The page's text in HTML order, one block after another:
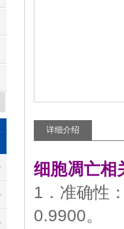
详细介绍
细胞凋亡相
1．准确性
0.9900。